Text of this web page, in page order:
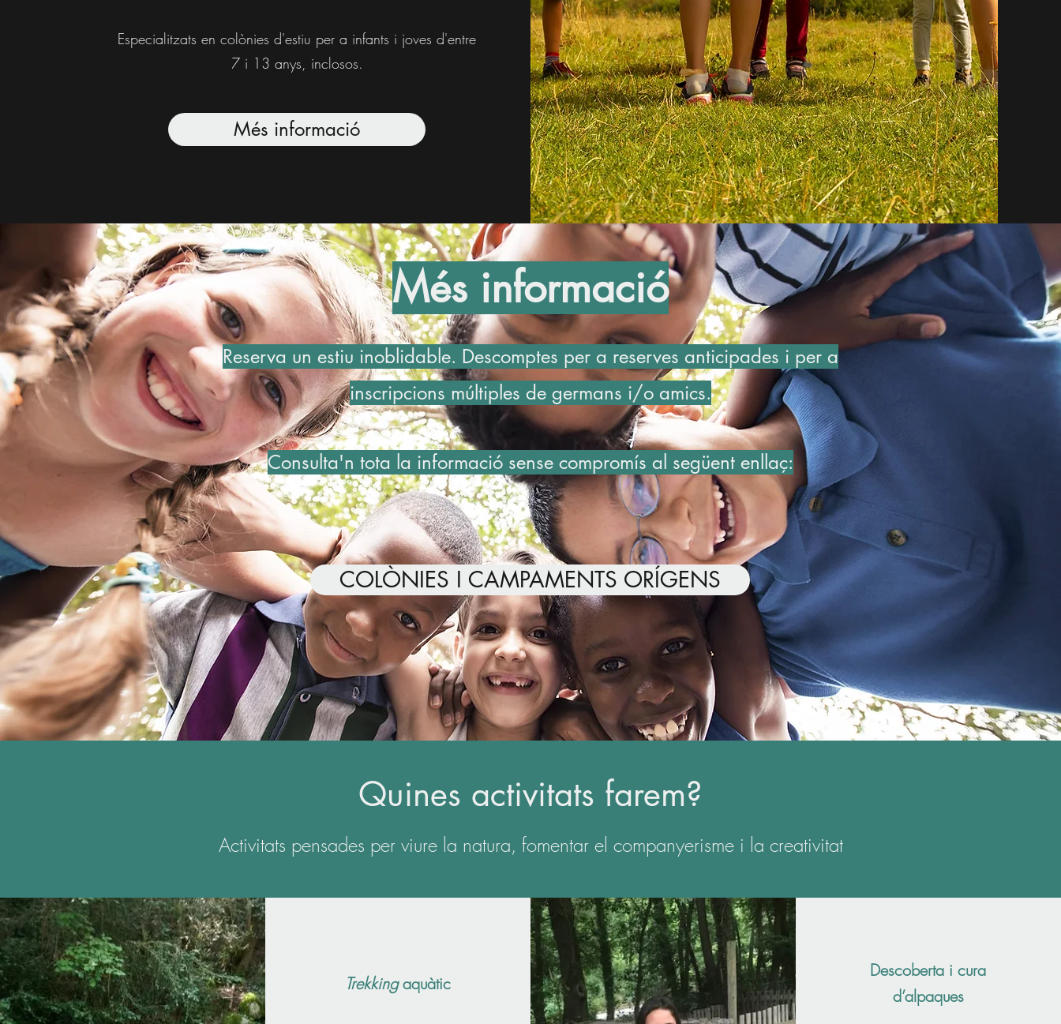
Especialitzats en colònies d'estiu per a infants i joves d'entre
7 i 13 anys, inclosos.
Més informació
Més informació
Reserva un estiu inoblidable. Descomptes per a reserves anticipades i per a
inscripcions múltiples de germans i/o amics.
Consulta'n tota la informació sense compromís al següent enllaç:
COLÒNIES I CAMPAMENTS ORÍGENS
Quines activitats farem?
Activitats pensades per viure la natura, fomentar el companyerisme i la creativitat
Trekkingaquàtic
Descoberta i cura
d’alpaques